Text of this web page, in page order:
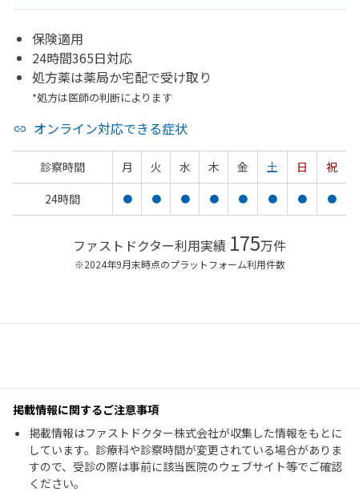
保険適用
24時間365日対応
処方薬は薬局か宅配で受け取り
*処方は医師の判断によります
オンライン対応できる症状
診察時間 月 火 水 木 金 土 日
祝
24時間
● ● ● ● ● ● ● ●
ファストドクター利用実績 175万件
※2024年9月末時点のプラットフォーム利用件数
掲載情報に関するご注意事項
掲載情報はファストドクター株式会社が収集した情報をもとに
しています。診療科や診察時間が変更されている場合がありま
すので、受診の際は事前に該当医院のウェブサイト等でご確認
ください。